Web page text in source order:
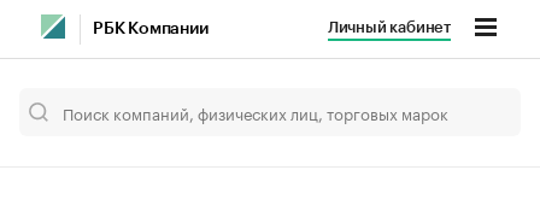
РБК Компании Личный кабинет